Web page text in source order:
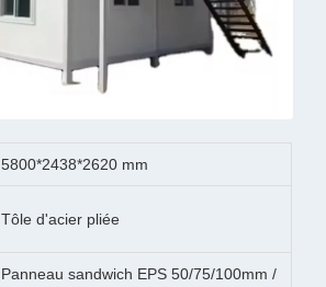
5800*2438*2620 mm
Tôle d'acier pliée
Panneau sandwich EPS 50/75/100mm /